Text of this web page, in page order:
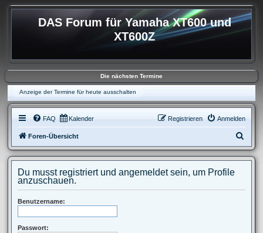
DAS Forum für Yamaha XT600 und
XT600Z
Die nächsten Termine
Anzeige der Termine für heute ausschalten
FAQ Kalender Anmelden
Registrieren
Foren-Übersicht
u
e
Du musst registriert und angemeldet sein, um Profile
anzuschauen.
Benutzername:
Passwort: